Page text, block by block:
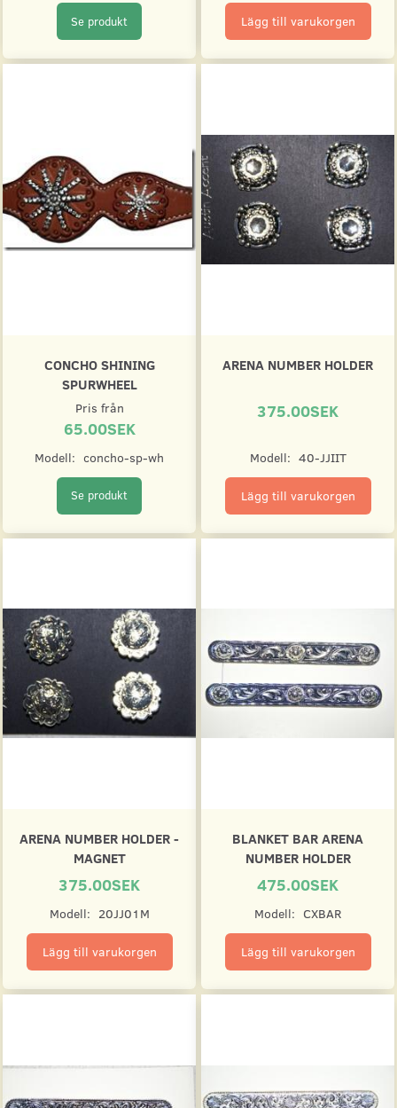
Se produkt Lägg till varukorgen
CONCHO SHINING
SPURWHEEL
Pris från
65.00SEK
Modell: concho-sp-wh
Se produkt
ARENA NUMBER HOLDER
375.00SEK
Modell: 40-JJIIT
Lägg till varukorgen
ARENA NUMBER HOLDER -
MAGNET
375.00SEK
Modell: 20JJ01M
Lägg till varukorgen
BLANKET BAR ARENA
NUMBER HOLDER
475.00SEK
Modell: CXBAR
Lägg till varukorgen